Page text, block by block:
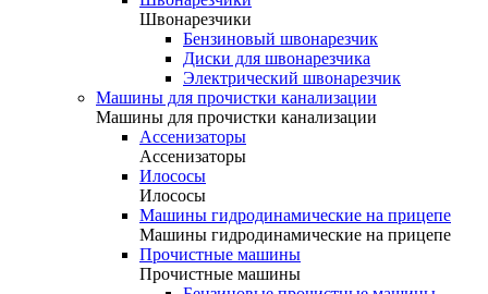
Швонарезчики
Бензиновый швонарезчик
Диски для швонарезчика
Электрический швонарезчик
Машины для прочистки канализации
Машины для прочистки канализации
Ассенизаторы
Ассенизаторы
Илососы
Илососы
Машины гидродинамические на прицепе
Машины гидродинамические на прицепе
Прочистные машины
Прочистные машины